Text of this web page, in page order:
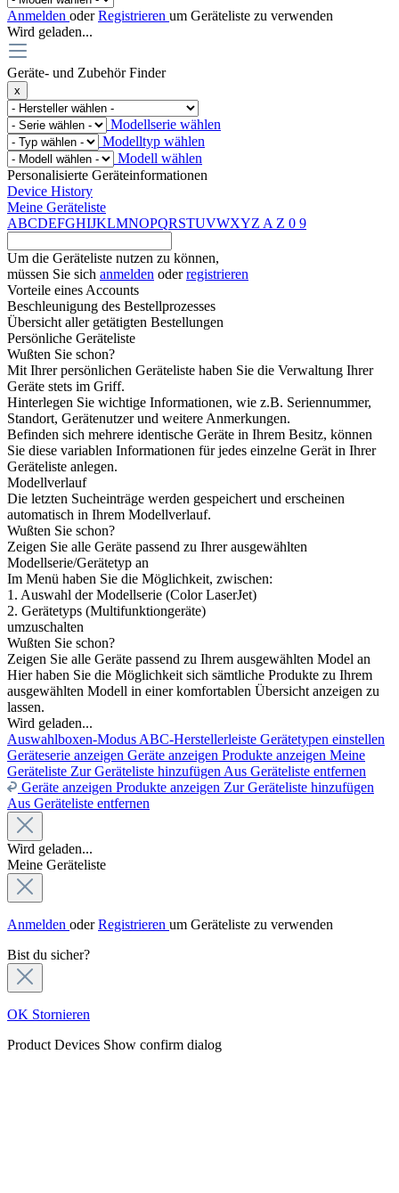
Anmelden oderRegistrieren um Geräteliste zu verwenden
Wird geladen...
Geräte- und Zubehör Finder
x
Modellserie wählen
Modelltyp wählen
Modell wählen
Personalisierte Geräteinformationen
Device History
Meine Geräteliste
ABCDEFGHIJKLMNOPQRSTUVWXYZ A Z 0 9
Um die Geräteliste nutzen zu können,
müssen Sie sich anmelden oderregistrieren
Vorteile eines Accounts
Beschleunigung des Bestellprozesses
Übersicht aller getätigten Bestellungen
Persönliche Geräteliste
Wußten Sie schon?
Mit Ihrer persönlichen Geräteliste haben Sie die Verwaltung Ihrer
Geräte stets im Griff.
Hinterlegen Sie wichtige Informationen, wie z.B. Seriennummer,
Standort, Gerätenutzer und weitere Anmerkungen.
Befinden sich mehrere identische Geräte in Ihrem Besitz, können
Sie diese variablen Informationen für jedes einzelne Gerät in Ihrer
Geräteliste anlegen.
Modellverlauf
Die letzten Sucheinträge werden gespeichert und erscheinen
automatisch in Ihrem Modellverlauf.
Wußten Sie schon?
Zeigen Sie alle Geräte passend zu Ihrer ausgewählten
Modellserie/Gerätetyp an
Im Menü haben Sie die Möglichkeit, zwischen:
1. Auswahl der Modellserie (Color LaserJet)
2. Gerätetyps (Multifunktiongeräte)
umzuschalten
Wußten Sie schon?
Zeigen Sie alle Geräte passend zu Ihrem ausgewählten Model an
Hier haben Sie die Möglichkeit sich sämtliche Produkte zu Ihrem
ausgewählten Modell in einer komfortablen Übersicht anzeigen zu
lassen.
Wird geladen...
Auswahlboxen-ModusABC-Herstellerleiste Gerätetypen einstellen
Geräteserie anzeigen Geräte anzeigen Produkte anzeigen Meine
Geräteliste Zur Geräteliste hinzufügenAus Geräteliste entfernen
Geräte anzeigen Produkte anzeigen Zur Geräteliste hinzufügen
Aus Geräteliste entfernen
Wird geladen...
Meine Geräteliste
Anmelden oderRegistrieren um Geräteliste zu verwenden
Bist du sicher?
OK Stornieren
Product Devices Show confirm dialog